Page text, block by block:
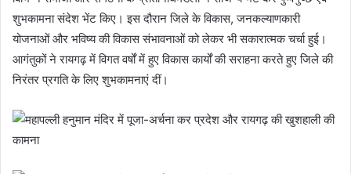
शुभकामना संदेश भेंट किए। इस दौरान जिले के विकास, जनकल्याणकारी
योजनाओं और भविष्य की विकास संभावनाओं को लेकर भी सकारात्मक चर्चा हुई।
आगंतुकों ने रायगढ़ में विगत वर्षों में हुए विकास कार्यों की सराहना करते हुए जिले की
निरंतर प्रगति के लिए शुभकामनाएं दीं।